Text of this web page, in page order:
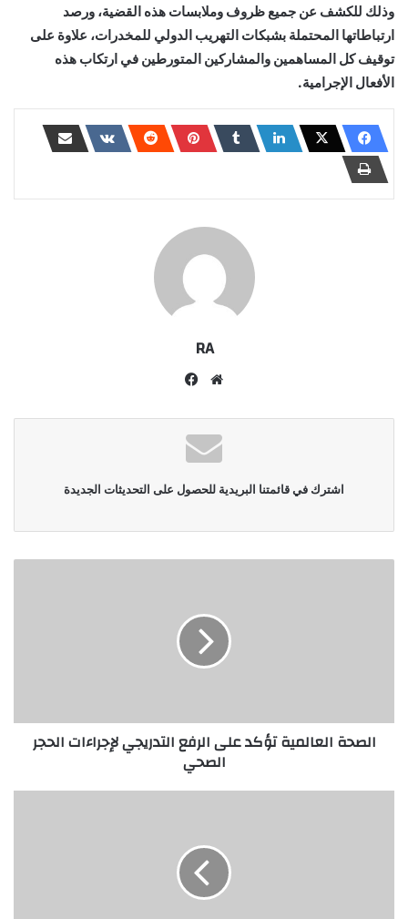
وذلك للكشف عن جميع ظروف وملابسات هذه القضية، ورصد
ارتباطاتها المحتملة بشبكات التهريب الدولي للمخدرات، علاوة على
توقيف كل المساهمين والمشاركين المتورطين في ارتكاب هذه
الأفعال الإجرامية.
RA
موقع
اشترك في قائمتنا البريدية للحصول على التحديثات الجديدة
الصحة العالمية تؤكد على الرفع التدريجي لإجراءات الحجر
الصحي